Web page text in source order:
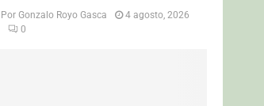
PorGonzalo Royo Gasca
4 agosto, 2026
0